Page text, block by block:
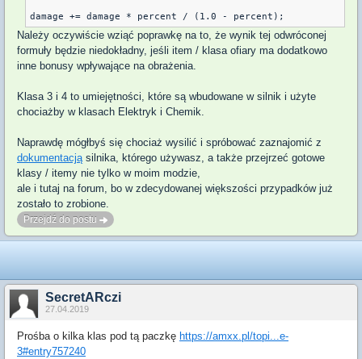
Należy oczywiście wziąć poprawkę na to, że wynik tej odwróconej
formuły będzie niedokładny, jeśli item / klasa ofiary ma dodatkowo
inne bonusy wpływające na obrażenia.
Klasa 3 i 4 to umiejętności, które są wbudowane w silnik i użyte
chociażby w klasach Elektryk i Chemik.
Naprawdę mógłbyś się chociaż wysilić i spróbować zaznajomić z
dokumentacjąsilnika, którego używasz, a także przejrzeć gotowe
klasy / itemy nie tylko w moim modzie,
ale i tutaj na forum, bo w zdecydowanej większości przypadków już
zostało to zrobione.
Przejdź do postu
SecretARczi
27.04.2019
Prośba o kilka klas pod tą paczkę https://amxx.pl/topi...e-
3#entry757240